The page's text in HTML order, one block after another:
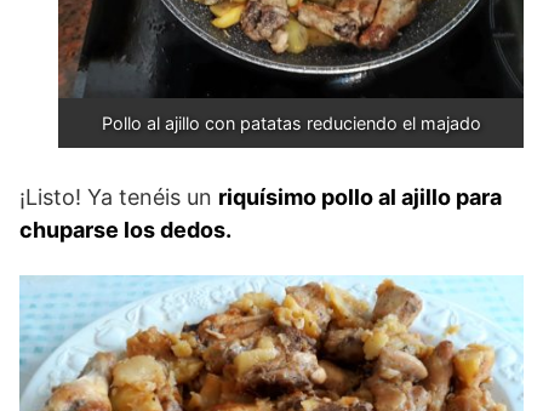
Pollo al ajillo con patatas reduciendo el majado
¡Listo! Ya tenéis un riquísimo pollo al ajillo para
chuparse los dedos.